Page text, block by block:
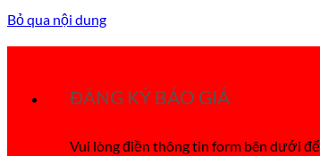
Bỏ qua nội dung
ĐĂNG KÝ BÁO GIÁ
Vui lòng điền thông tin form bên dưới